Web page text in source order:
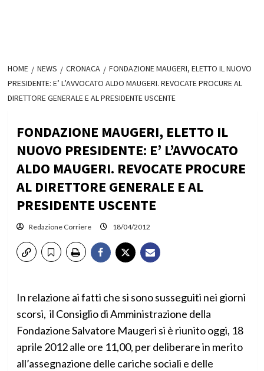
HOME NEWS CRONACA
FONDAZIONE MAUGERI, ELETTO IL NUOVO
PRESIDENTE: E’ L’AVVOCATO ALDO MAUGERI. REVOCATE PROCURE AL
DIRETTORE GENERALE E AL PRESIDENTE USCENTE
FONDAZIONE MAUGERI, ELETTO IL
NUOVO PRESIDENTE: E’ L’AVVOCATO
ALDO MAUGERI. REVOCATE PROCURE
AL DIRETTORE GENERALE E AL
PRESIDENTE USCENTE
Redazione Corriere 18/04/2012
In relazione ai fatti che si sono susseguiti nei giorni
scorsi, il Consiglio di Amministrazione della
Fondazione Salvatore Maugeri si è riunito oggi, 18
aprile 2012 alle ore 11,00, per deliberare in merito
all’assegnazione delle cariche sociali e delle